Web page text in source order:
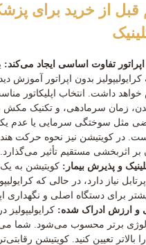
از خرید برای
تفاوت اساسی ایجاد می‌کند:
بدون اپراتور آموزش
داشت. انتخاب اپلیکاتور
بدن، زمان سرمادهی، و تکنیک مکش
مثل سوختگی سرمایی یا عدم
در کویتیشن نیز نحوه حرکت
بر اثربخشی مستقیم تأثیر می‌گذارد.
و پذیرش بیمار: کویتیشن به
نیاز دارد، در حالی که
برای دستگاه اصلی و نگهداری
و ارزش ادراک شده: کرایولیپولیز
برتر محسوب می‌شود. شما
بالاتر تعیین کنید. کویتیشن